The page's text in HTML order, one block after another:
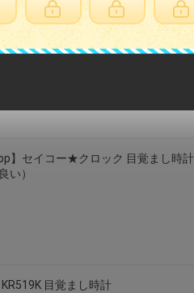
日晚上23:59結束。
Letao Dollar」至會員帳戶中。
掛け時計 NA702L ステップ秒針 ク
せ品「sw-ka」
】セイコー★クロック 目覚まし時
い）
目覚まし時計